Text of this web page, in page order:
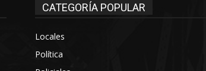
CATEGORÍA POPULAR
Locales
Política